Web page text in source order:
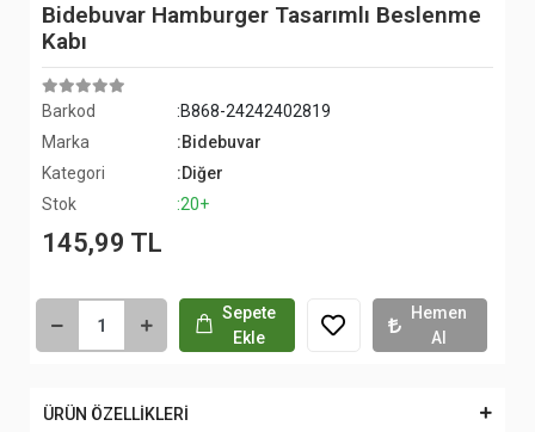
Bidebuvar Hamburger Tasarımlı Beslenme
Kabı
Barkod
:B868-24242402819
Marka
:Bidebuvar
Kategori
:Diğer
Stok
:20+
145,99 TL
Sepete
Ekle
Hemen
Al
ÜRÜN ÖZELLİKLERİ